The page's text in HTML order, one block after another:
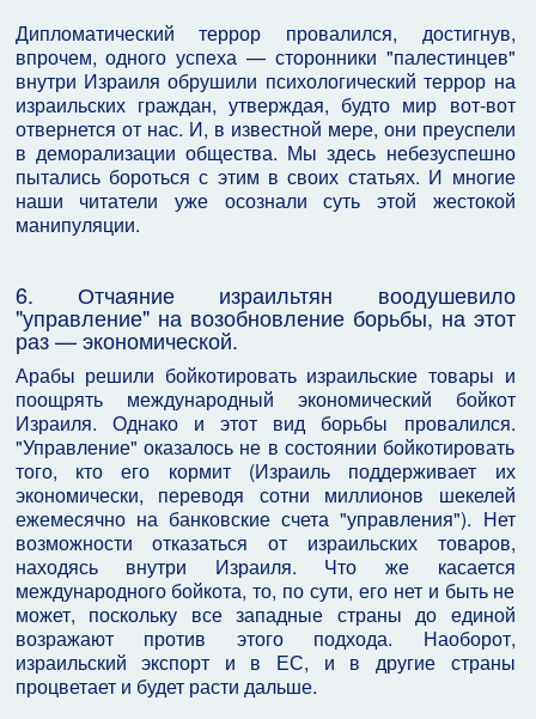
Дипломатический террор провалился, достигнув,
впрочем, одного успеха — сторонники "палестинцев"
внутри Израиля обрушили психологический террор на
израильских граждан, утверждая, будто мир вот-вот
отвернется от нас. И, в известной мере, они преуспели
в деморализации общества. Мы здесь небезуспешно
пытались бороться с этим в своих статьях. И многие
наши читатели уже осознали суть этой жестокой
манипуляции.
6. Отчаяние израильтян воодушевило
"управление" на возобновление борьбы, на этот
раз — экономической.
Арабы решили бойкотировать израильские товары и
поощрять международный экономический бойкот
Израиля. Однако и этот вид борьбы провалился.
"Управление" оказалось не в состоянии бойкотировать
того, кто его кормит (Израиль поддерживает их
экономически, переводя сотни миллионов шекелей
ежемесячно на банковские счета "управления"). Нет
возможности отказаться от израильских товаров,
находясь внутри Израиля. Что же касается
международного бойкота, то, по сути, его нет и быть не
может, поскольку все западные страны до единой
возражают против этого подхода. Наоборот,
израильский экспорт и в ЕС, и в другие страны
процветает и будет расти дальше.